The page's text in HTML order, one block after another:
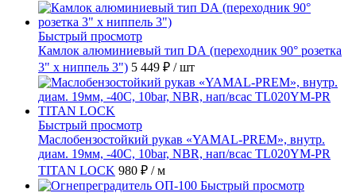
Быстрый просмотр
Камлок алюминиевый тип DА (переходник 90° розетка
3" х ниппель 3") 5 449 ₽ / шт
Быстрый просмотр
Маслобензостойкий рукав «YAMAL-PREM», внутр.
диам. 19мм, -40C, 10bar, NBR, нап/всас TL020YM-PR
TITAN LOCK 980 ₽ / м
Быстрый просмотр